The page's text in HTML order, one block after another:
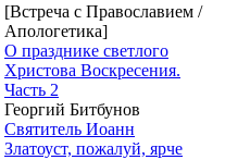
[Встреча с Православием /
Апологетика]
О празднике светлого
Христова Воскресения.
Часть 2
Георгий Битбунов
Святитель Иоанн
Златоуст, пожалуй, ярче